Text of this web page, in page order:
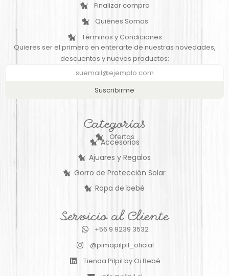
Finalizar compra
Quiénes Somos
Términos y Condiciones
Quieres ser el primero en enterarte de nuestras novedades,
descuentos y nuevos productos:
Suscribirme
Categorías
Ofertas
Accesorios
Ajuares y Regalos
Gorro de Protección Solar
Ropa de bebé
Servicio al Cliente
+56 9 9239 3532
@pimapilpil_oficial
Tienda Pilpil by Oi Bebé